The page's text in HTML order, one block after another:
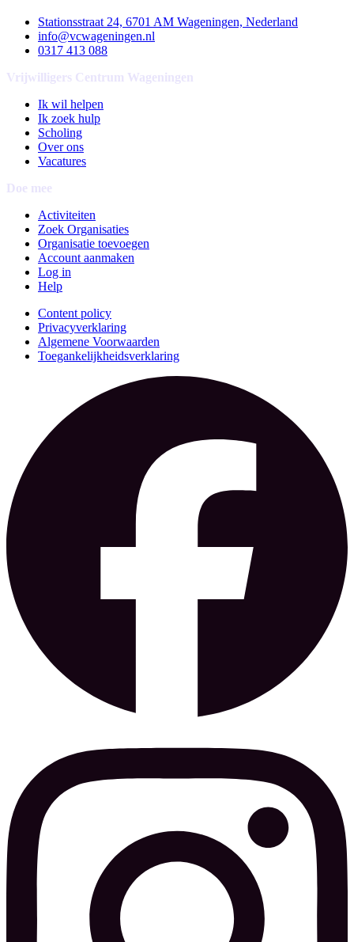
Stationsstraat 24, 6701 AM Wageningen, Nederland
info@vcwageningen.nl
0317 413 088
Vrijwilligers Centrum Wageningen
Ik wil helpen
Ik zoek hulp
Scholing
Over ons
Vacatures
Doe mee
Activiteiten
Zoek Organisaties
Organisatie toevoegen
Account aanmaken
Log in
Help
Content policy
Privacyverklaring
Algemene Voorwaarden
Toegankelijkheidsverklaring